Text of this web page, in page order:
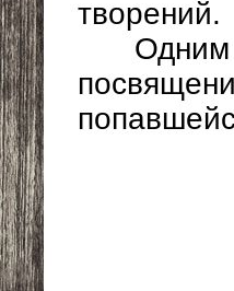
творений.
Одним